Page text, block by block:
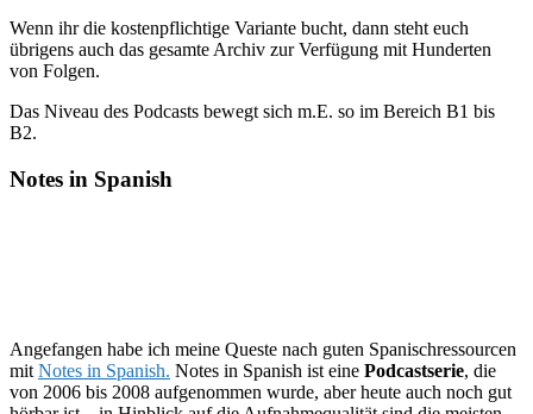
Wenn ihr die kostenpflichtige Variante bucht, dann steht euch
übrigens auch das gesamte Archiv zur Verfügung mit Hunderten
von Folgen.
Das Niveau des Podcasts bewegt sich m.E. so im Bereich B1 bis
B2.
Notes in Spanish
Angefangen habe ich meine Queste nach guten Spanischressourcen
mit Notes in Spanish. Notes in Spanish ist eine Podcastserie, die
von 2006 bis 2008 aufgenommen wurde, aber heute auch noch gut